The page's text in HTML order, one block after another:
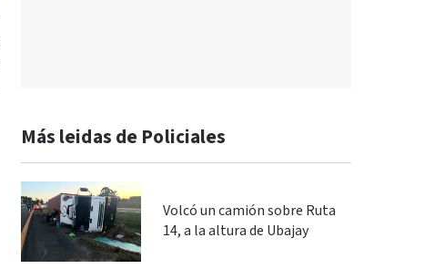
Más leidas de Policiales
Volcó un camión sobre Ruta
14, a la altura de Ubajay